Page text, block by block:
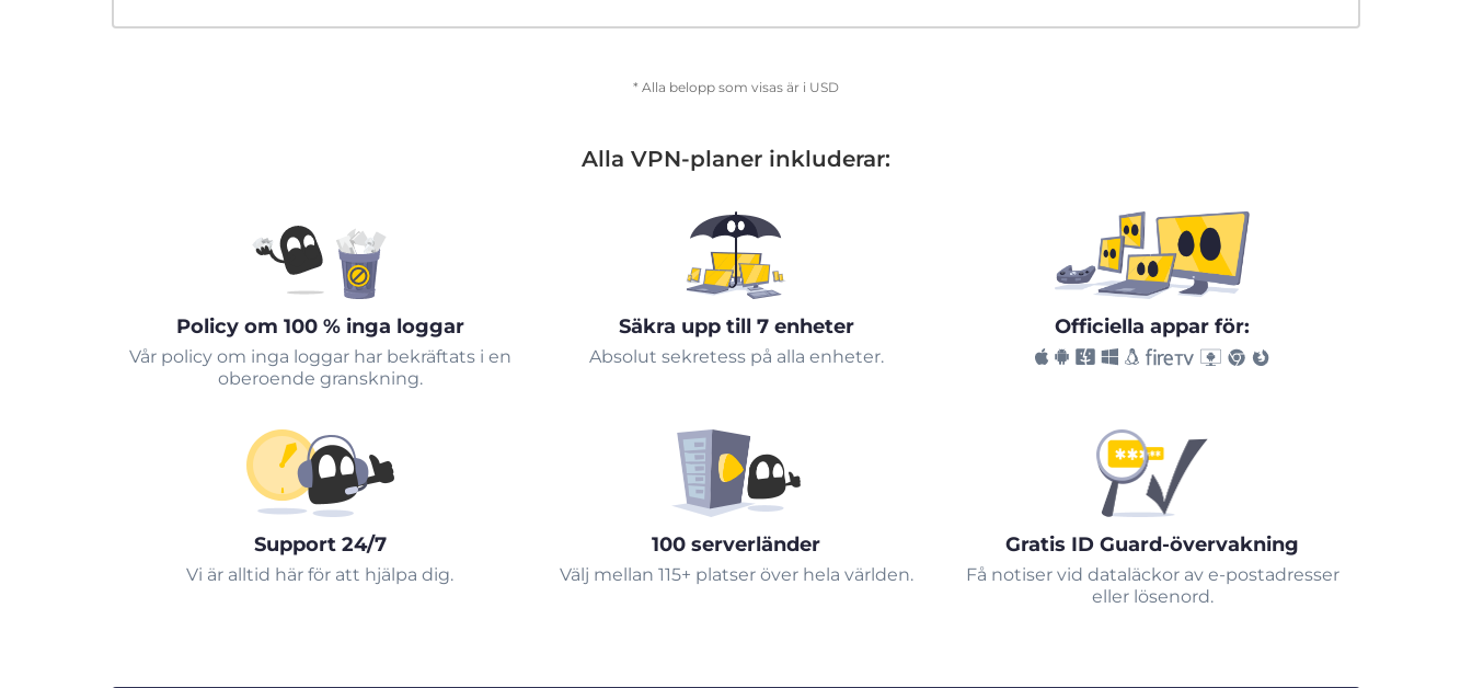
* Alla belopp som visas är i USD
Alla VPN-planer inkluderar:
Policy om 100 % inga loggar
Vår policy om inga loggar har bekräftats i en
oberoende granskning.
Säkra upp till 7 enheter
Absolut sekretess på alla enheter.
Officiella appar för:
Support 24/7
Vi är alltid här för att hjälpa dig.
100 serverländer
Välj mellan 115+ platser över hela världen.
Gratis ID Guard-övervakning
Få notiser vid dataläckor av e-postadresser
eller lösenord.